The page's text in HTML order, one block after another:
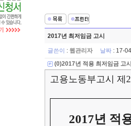
2017년 최저임금 고시
글쓴이 : 웹관리자 날짜 : 17-
(0)2017년 적용 최저임금 고
고용노동부고시 제
2017년 적